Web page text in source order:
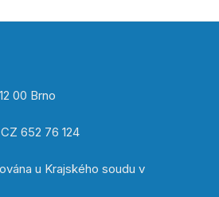
00 Brno
652 76 124
u Krajského soudu v